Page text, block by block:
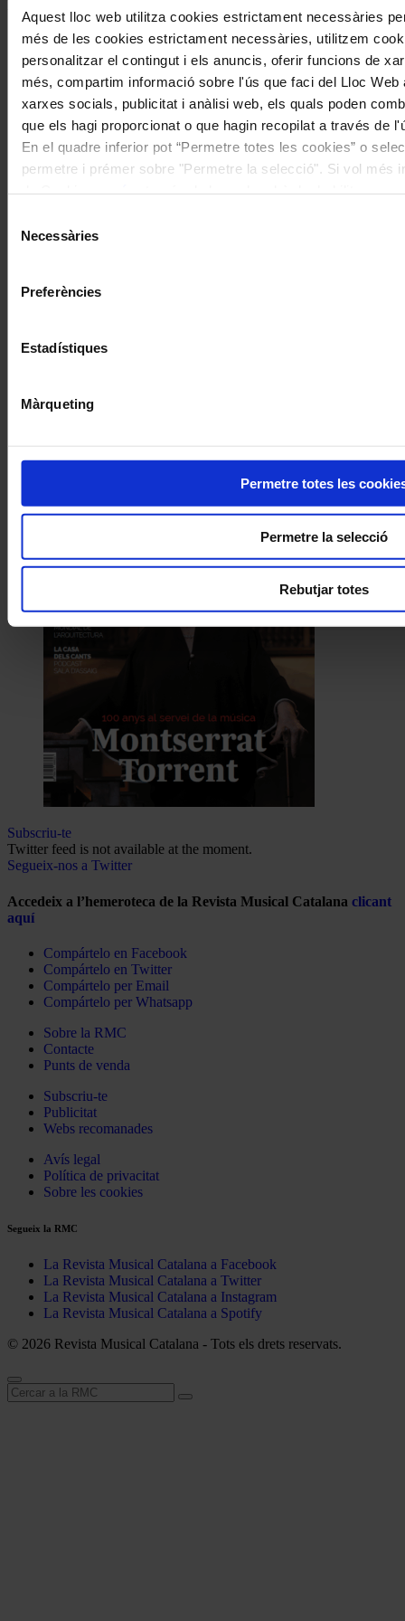
Aquest lloc web utilitza cookies estrictament necessàries
més de les cookies estrictament necessàries, utilitzem
personalitzar el contingut i els anuncis, oferir funcions de
més, compartim informació sobre l'ús que faci del Lloc Web
xarxes socials, publicitat i anàlisi web, els quals poden
que els hagi proporcionat o que hagin recopilat a través de
En el quadre inferior pot “Permetre totes les cookies” o
permetre i prémer sobre "Permetre la selecció". Si vol més
Necessàries
Preferències
Estadístiques
Màrqueting
Permetre totes les
Permetre la selecció
Rebutjar totes
20% als concerts del Palau de la Música Catalana
Descomptes a altres cicles de concerts col·laboradors
Subscriu-te
Twitter feed is not available at the moment.
Segueix-nos a Twitter
Accedeix a l’hemeroteca de la Revista Musical Catalana clicant
aquí
Compártelo en Facebook
Compártelo en Twitter
Compártelo per Email
Compártelo per Whatsapp
Sobre la RMC
Contacte
Punts de venda
Subscriu-te
Publicitat
Webs recomanades
Avís legal
Política de privacitat
Sobre les cookies
Segueix la RMC
La Revista Musical Catalana a Facebook
La Revista Musical Catalana a Twitter
La Revista Musical Catalana a Instagram
La Revista Musical Catalana a Spotify
© 2026 Revista Musical Catalana - Tots els drets reservats.
Cerca